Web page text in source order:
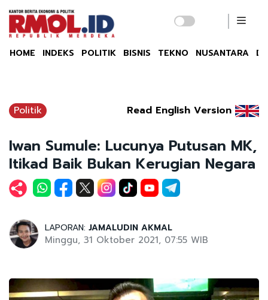
HOME INDEKS POLITIK BISNIS TEKNO NUSANTARA
Politik Read English Version
Iwan Sumule: Lucunya Putusan MK,
Itikad Baik Bukan Kerugian Negara
LAPORAN: JAMALUDIN AKMAL
Minggu, 31 Oktober 2021, 07:55 WIB